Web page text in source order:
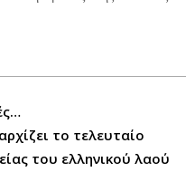
το τελευταίο
του ελληνικού λαού